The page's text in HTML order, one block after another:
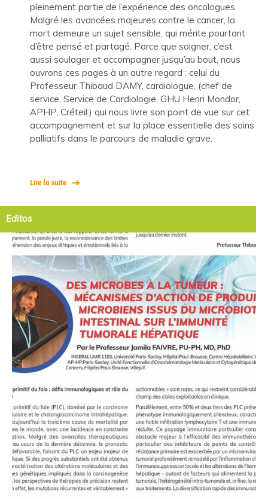
pleinement partie de l’expérience des oncologues.
Malgré les avancées majeures contre le cancer, la
mort demeure un sujet sensible, qui mérite pourtant
d’être pensé et partagé. Parce que soigner, c’est
aussi soulager et accompagner jusqu’au bout, nous
ouvrons ces pages à un autre regard : celui du
Professeur Thibaud DAMY, cardiologue, (chef de
service, Service de Cardiologie, GHU Henri Mondor,
APHP, Créteil.) qui nous livre son point de vue sur cet
accompagnement et sur la place essentielle des soins
palliatifs dans le parcours de maladie grave.
Lire la suite
Editos